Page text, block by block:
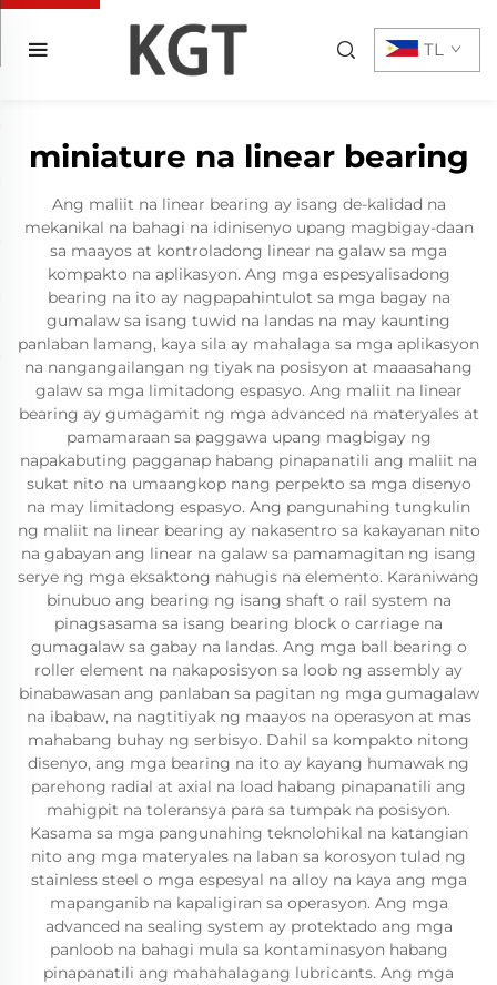
TL
miniature na linear bearing
Ang maliit na linear bearing ay isang de-kalidad na
mekanikal na bahagi na idinisenyo upang magbigay-daan
sa maayos at kontroladong linear na galaw sa mga
kompakto na aplikasyon. Ang mga espesyalisadong
bearing na ito ay nagpapahintulot sa mga bagay na
gumalaw sa isang tuwid na landas na may kaunting
panlaban lamang, kaya sila ay mahalaga sa mga aplikasyon
na nangangailangan ng tiyak na posisyon at maaasahang
galaw sa mga limitadong espasyo. Ang maliit na linear
bearing ay gumagamit ng mga advanced na materyales at
pamamaraan sa paggawa upang magbigay ng
napakabuting pagganap habang pinapanatili ang maliit na
sukat nito na umaangkop nang perpekto sa mga disenyo
na may limitadong espasyo. Ang pangunahing tungkulin
ng maliit na linear bearing ay nakasentro sa kakayanan nito
na gabayan ang linear na galaw sa pamamagitan ng isang
serye ng mga eksaktong nahugis na elemento. Karaniwang
binubuo ang bearing ng isang shaft o rail system na
pinagsasama sa isang bearing block o carriage na
gumagalaw sa gabay na landas. Ang mga ball bearing o
roller element na nakaposisyon sa loob ng assembly ay
binabawasan ang panlaban sa pagitan ng mga gumagalaw
na ibabaw, na nagtitiyak ng maayos na operasyon at mas
mahabang buhay ng serbisyo. Dahil sa kompakto nitong
disenyo, ang mga bearing na ito ay kayang humawak ng
parehong radial at axial na load habang pinapanatili ang
mahigpit na toleransya para sa tumpak na posisyon.
Kasama sa mga pangunahing teknolohikal na katangian
nito ang mga materyales na laban sa korosyon tulad ng
stainless steel o mga espesyal na alloy na kaya ang mga
mapanganib na kapaligiran sa operasyon. Ang mga
advanced na sealing system ay protektado ang mga
panloob na bahagi mula sa kontaminasyon habang
pinapanatili ang mahahalagang lubricants. Ang mga